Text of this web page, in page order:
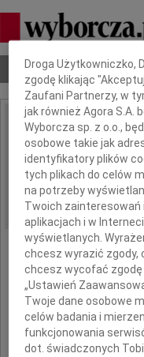
Nekrologi Odeszli
IMIĘ I NAZWISKO:
REGION:
DATA EMISJI:
Dbamy o Twoją
Droga Użytkowniczko,
zgodę klikając
Zaufani Partnerzy, w
jak również Agora S.A.
Wyborcza sp. z o.o.,
osobowe takie jak
identyfikatory plików
tych plikach do celów
na potrzeby
Twoich
aplikacjach i w
wyświetlanych.
chcesz wyrazić zgody,
chcesz wycofać zgodę
„Ustawień
Twoje dane osobowe
celów badania i
funkcjonowania
dot. świadczonych